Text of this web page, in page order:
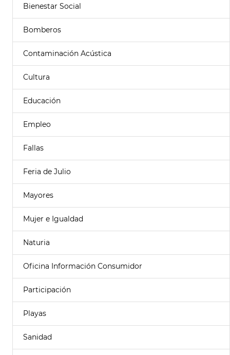
Bienestar Social
Bomberos
Contaminación Acústica
Cultura
Educación
Empleo
Fallas
Feria de Julio
Mayores
Mujer e Igualdad
Naturia
Oficina Información Consumidor
Participación
Playas
Sanidad